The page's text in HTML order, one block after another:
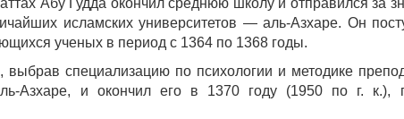
исламских университетов — аль-Азхаре. Он
ученых в период с 1364 по 1368 годы.
выбрав специализацию по психологии и методике
Азхаре, и окончил его в 1370 году (1950 по г. к.),